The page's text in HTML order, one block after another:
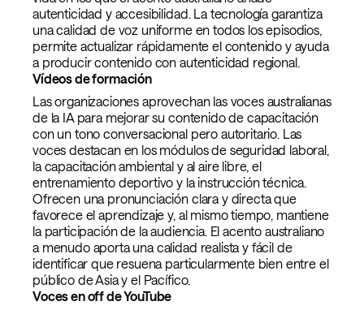
autenticidad y accesibilidad. La tecnología garantiza
una calidad de voz uniforme en todos los episodios,
permite actualizar rápidamente el contenido y ayuda
a producir contenido con autenticidad regional.
Vídeos de formación
Las organizaciones aprovechan las voces australianas
de la IA para mejorar su contenido de capacitación
con un tono conversacional pero autoritario. Las
voces destacan en los módulos de seguridad laboral,
la capacitación ambiental y al aire libre, el
entrenamiento deportivo y la instrucción técnica.
Ofrecen una pronunciación clara y directa que
favorece el aprendizaje y, al mismo tiempo, mantiene
la participación de la audiencia. El acento australiano
a menudo aporta una calidad realista y fácil de
identificar que resuena particularmente bien entre el
público de Asia y el Pacífico.
Voces en off de YouTube